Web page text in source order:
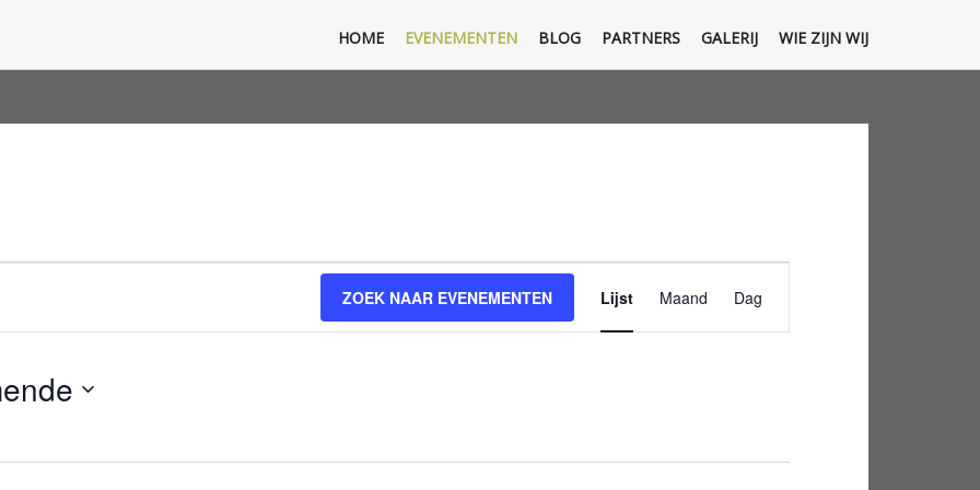
HOME EVENEMENTEN BLOG PARTNERS GALERIJ WIE ZIJN WIJ
ZOEK NAAR EVENEMENTEN
weergaven
navigatie
Lijst Maand Dag